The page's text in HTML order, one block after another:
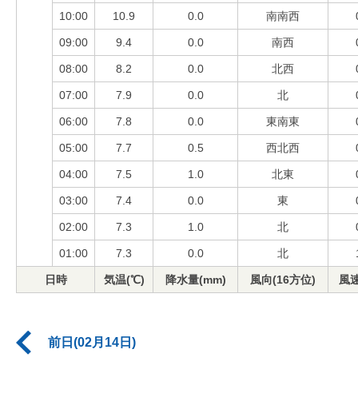
10:00 10.9 0.0 南南西
09:00 9.4 0.0 南西
08:00 8.2 0.0 北西
07:00 7.9 0.0 北
06:00 7.8 0.0 東南東
05:00 7.7 0.5 西北西
04:00 7.5 1.0 北東
03:00 7.4 0.0 東
02:00 7.3 1.0 北
01:00 7.3 0.0 北
日時 気温(℃) 降水量(mm) 風向(16方位) 風
前日(02月14日)